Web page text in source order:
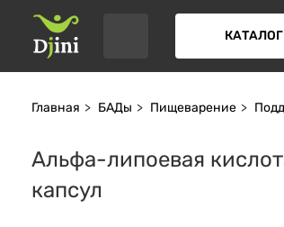
Главная БАДы Пищеварение
Альфа-липоевая
капсул